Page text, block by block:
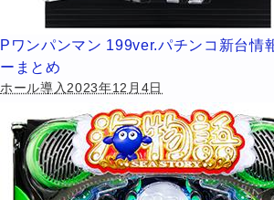
Pワンパンマン 199ver.パチンコ新台情
ーまとめ
ホール導入2023年12月4日